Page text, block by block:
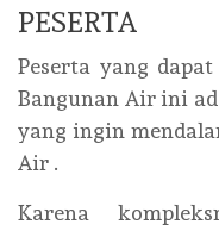
PESERTA
Peserta yang
Bangunan Air ini
yang ingin
Air .
Karena